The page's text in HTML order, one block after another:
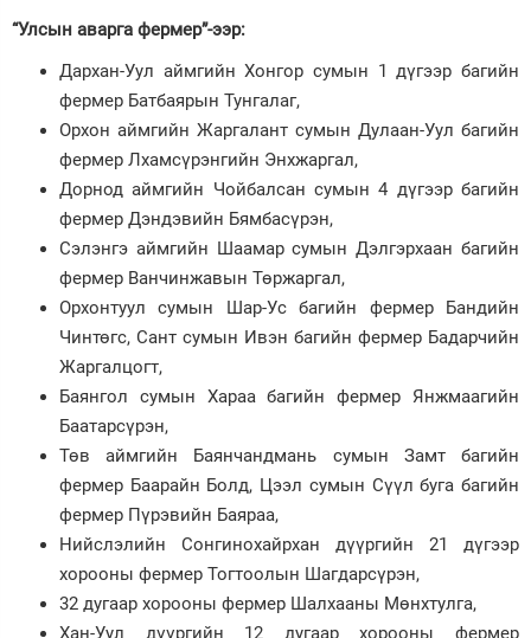
“Улсын аварга фермер”-ээр:
Дархан-Уул аймгийн Хонгор сумын 1 дүгээр багийн
фермер Батбаярын Тунгалаг,
Орхон аймгийн Жаргалант сумын Дулаан-Уул багийн
фермер Лхамсүрэнгийн Энхжаргал,
Дорнод аймгийн Чойбалсан сумын 4 дүгээр багийн
фермер Дэндэвийн Бямбасүрэн,
Сэлэнгэ аймгийн Шаамар сумын Дэлгэрхаан багийн
фермер Ванчинжавын Төржаргал,
Орхонтуул сумын Шар-Ус багийн фермер Бандийн
Чинтөгс, Сант сумын Ивэн багийн фермер Бадарчийн
Жаргалцогт,
Баянгол сумын Хараа багийн фермер Янжмаагийн
Баатарсүрэн,
Төв аймгийн Баянчандмань сумын Замт багийн
фермер Баарайн Болд, Цээл сумын Сүүл буга багийн
фермер Пүрэвийн Баяраа,
Нийслэлийн Сонгинохайрхан дүүргийн 21 дүгээр
хорооны фермер Тогтоолын Шагдарсүрэн,
32 дугаар хорооны фермер Шалхааны Мөнхтулга,
Хан-Уул дүүргийн 12 дугаар хорооны фермер